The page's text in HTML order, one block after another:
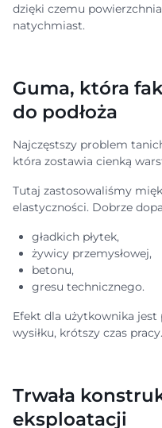
dzięki czemu
natychmiast.
Guma, która
do podłoża
Najczęstszy problem
która zostawia cienką
Tutaj zastosowaliśmy
elastyczności. Dobrze
gładkich płytek,
żywicy przemysłowej,
betonu,
gresu technicznego.
Efekt dla użytkownika
wysiłku, krótszy czas pracy.
Trwała
eksploatacji